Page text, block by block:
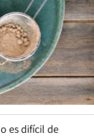
es difícil de